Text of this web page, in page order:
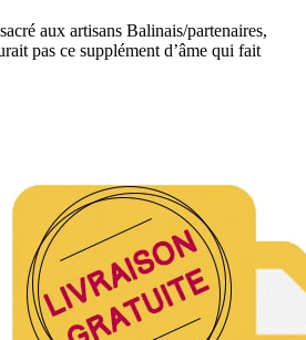
aux artisans Balinais/partenaires,
pas ce supplément d’âme qui fait